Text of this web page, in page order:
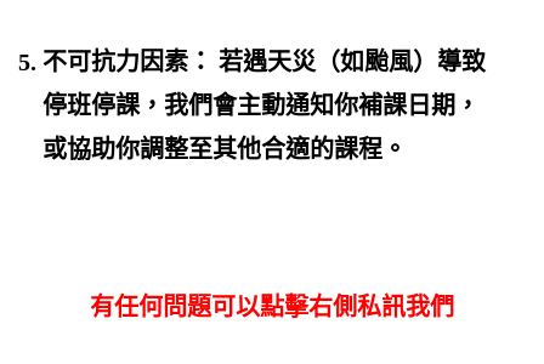
不可抗力因素： 若遇天災（如颱風）導致
停班停課，我們會主動通知你補課日期，
或協助你調整至其他合適的課程。
有任何問題可以點擊右側私訊我們